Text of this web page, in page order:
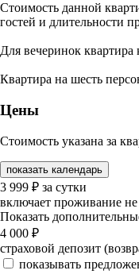
Стоимость данной
гостей и длительности
Для вечеринок квартира
Квартира на шесть
Цены
Стоимость указана за
показать календарь
3 999 ₽ за сутки
включает проживание не
Показать
4 000 ₽
страховой депозит
показывать